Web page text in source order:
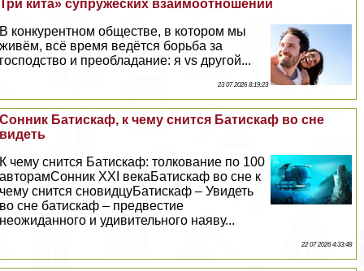
Три кита» супружеских взаимоотношений
В конкурентном обществе, в котором мы
живём, всё время ведётся борьба за
господство и преобладание: я vs другой...
23 07 2026 8:19:23
Сонник Батискаф, к чему снится Батискаф во сне
видеть
К чему снится Батискаф: толкование по 100
авторамСонник XXI векаБатискаф во сне к
чему снится сновидцуБатискаф – Увидеть
во сне батискаф – предвестие
неожиданного и удивительного наяву...
22 07 2026 4:33:48